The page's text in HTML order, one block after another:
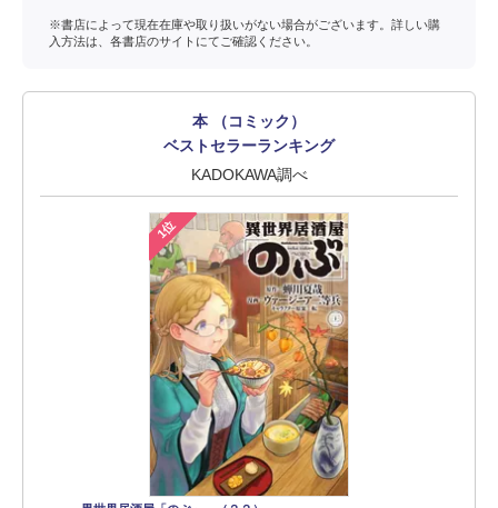
※書店によって現在在庫や取り扱いがない場合がございます。詳しい購
入方法は、各書店のサイトにてご確認ください。
本 （コミック）
ベストセラーランキング
KADOKAWA調べ
1位